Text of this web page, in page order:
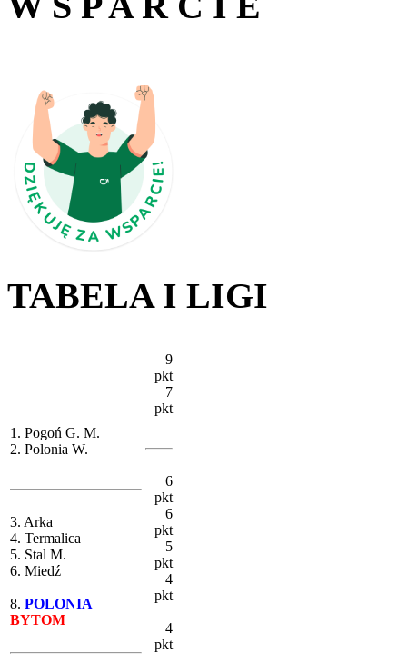
TABELA I LIGI
1. Pogoń G. M.
2. Polonia W.
3. Arka
4. Termalica
5. Stal M.
6. Miedź
8. POLONIA
BYTOM
9
pkt
7
pkt
6
pkt
6
pkt
5
pkt
4
pkt
4
pkt